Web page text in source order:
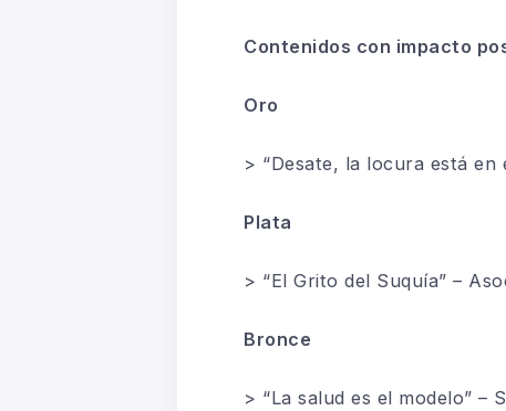
Contenidos con impacto
Oro
> “Desate, la locura está en
Plata
> “El Grito del Suquía” –
Bronce
> “La salud es el modelo”